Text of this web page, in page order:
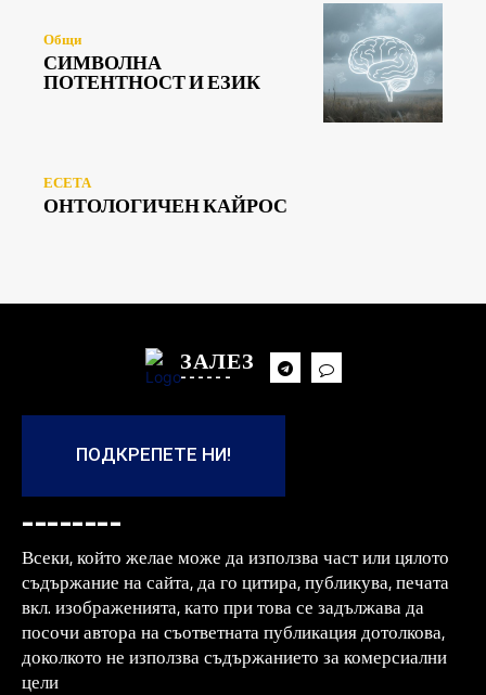
Общи
СИМВОЛНА
ПОТЕНТНОСТ И ЕЗИК
ЕСЕТА
ОНТОЛОГИЧЕН КАЙРОС
ЗАЛЕЗ
------
ПОДКРЕПЕТЕ НИ!
--------
Всеки, който желае може да използва част или цялото
съдържание на сайта, да го цитира, публикува, печата
вкл. изображенията, като при това се задължава да
посочи автора на съответната публикация дотолкова,
доколкото не използва съдържанието за комерсиални
цели